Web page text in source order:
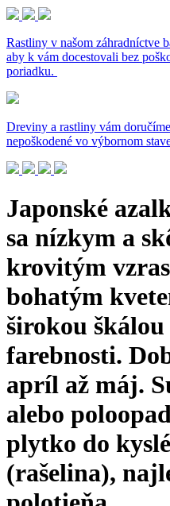
Rastliny v našom záhradníctve
aby k vám docestovali bez
poriadku.
Dreviny a rastliny vám
nepoškodené vo výbornom
Japonské
sa nízkym a
krovitým
bohatým
širokou škálou
farebnosti.
apríl až máj.
alebo
plytko do
(rašelina),